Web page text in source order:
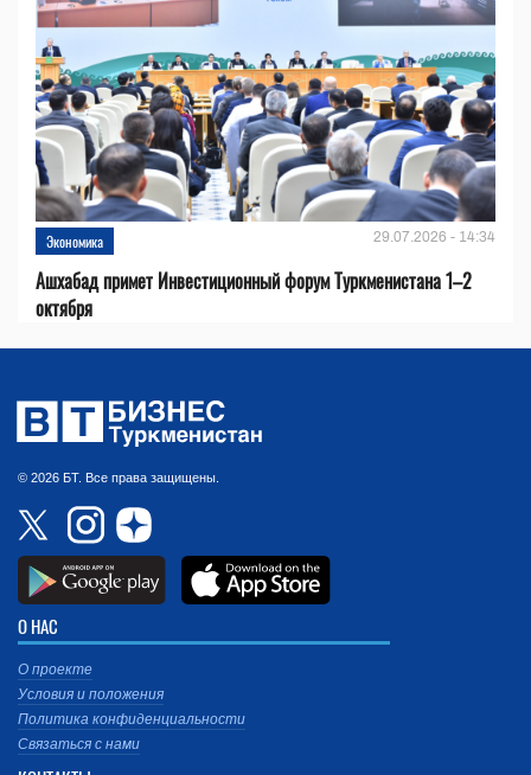
Экономика 29.07.2026 - 14:34
Ашхабад примет Инвестиционный форум Туркменистана 1–2
октября
© 2026 БТ. Все права защищены.
О НАС
О проекте
Условия и положения
Политика конфиденциальности
Связаться с нами